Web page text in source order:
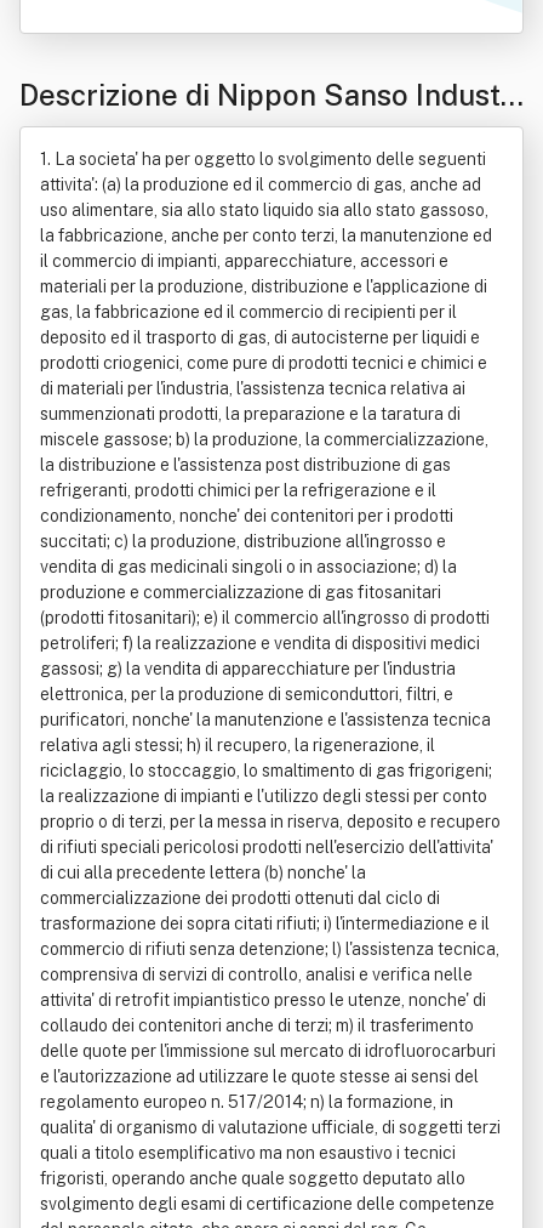
Descrizione di Nippon Sanso Industri
al Srl
1. La societa' ha per oggetto lo svolgimento delle seguenti
attivita': (a) la produzione ed il commercio di gas, anche ad
uso alimentare, sia allo stato liquido sia allo stato gassoso,
la fabbricazione, anche per conto terzi, la manutenzione ed
il commercio di impianti, apparecchiature, accessori e
materiali per la produzione, distribuzione e l'applicazione di
gas, la fabbricazione ed il commercio di recipienti per il
deposito ed il trasporto di gas, di autocisterne per liquidi e
prodotti criogenici, come pure di prodotti tecnici e chimici e
di materiali per l'industria, l'assistenza tecnica relativa ai
summenzionati prodotti, la preparazione e la taratura di
miscele gassose; b) la produzione, la commercializzazione,
la distribuzione e l'assistenza post distribuzione di gas
refrigeranti, prodotti chimici per la refrigerazione e il
condizionamento, nonche' dei contenitori per i prodotti
succitati; c) la produzione, distribuzione all'ingrosso e
vendita di gas medicinali singoli o in associazione; d) la
produzione e commercializzazione di gas fitosanitari
(prodotti fitosanitari); e) il commercio all'ingrosso di prodotti
petroliferi; f) la realizzazione e vendita di dispositivi medici
gassosi; g) la vendita di apparecchiature per l'industria
elettronica, per la produzione di semiconduttori, filtri, e
purificatori, nonche' la manutenzione e l'assistenza tecnica
relativa agli stessi; h) il recupero, la rigenerazione, il
riciclaggio, lo stoccaggio, lo smaltimento di gas frigorigeni;
la realizzazione di impianti e l'utilizzo degli stessi per conto
proprio o di terzi, per la messa in riserva, deposito e recupero
di rifiuti speciali pericolosi prodotti nell'esercizio dell'attivita'
di cui alla precedente lettera (b) nonche' la
commercializzazione dei prodotti ottenuti dal ciclo di
trasformazione dei sopra citati rifiuti; i) l'intermediazione e il
commercio di rifiuti senza detenzione; l) l'assistenza tecnica,
comprensiva di servizi di controllo, analisi e verifica nelle
attivita' di retrofit impiantistico presso le utenze, nonche' di
collaudo dei contenitori anche di terzi; m) il trasferimento
delle quote per l'immissione sul mercato di idrofluorocarburi
e l'autorizzazione ad utilizzare le quote stesse ai sensi del
regolamento europeo n. 517/2014; n) la formazione, in
qualita' di organismo di valutazione ufficiale, di soggetti terzi
quali a titolo esemplificativo ma non esaustivo i tecnici
frigoristi, operando anche quale soggetto deputato allo
svolgimento degli esami di certificazione delle competenze